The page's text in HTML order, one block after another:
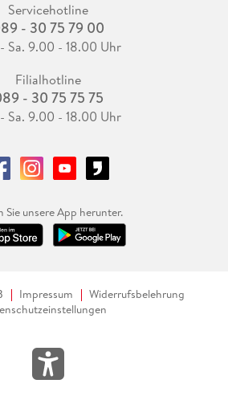
Servicehotline
- 30 75 79 00
Sa. 9.00 - 18.00 Uhr
Filialhotline
- 30 75 75 75
Sa. 9.00 - 18.00 Uhr
Sie unsere App herunter.
Impressum
Widerrufsbelehrung